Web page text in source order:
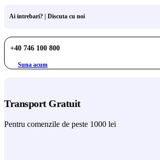
Ai intrebari? | Discuta cu noi
+40 746 100 800
Suna acum
Transport Gratuit
Pentru comenzile de peste 1000 lei